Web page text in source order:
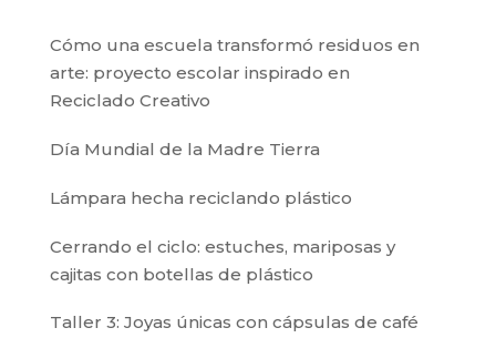
Cómo una escuela transformó residuos en
arte: proyecto escolar inspirado en
Reciclado Creativo
Día Mundial de la Madre Tierra
Lámpara hecha reciclando plástico
Cerrando el ciclo: estuches, mariposas y
cajitas con botellas de plástico
Taller 3: Joyas únicas con cápsulas de café